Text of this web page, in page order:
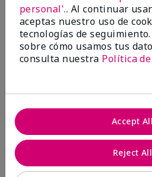
5
Awesome
EnviadoHace 10 meses
porJudy
Comprador verificado
Evaluado en
Comentarios sobre Mary
Dynamic Wrinkle Limiter™
Hope it helps
personal'.. Al continuar
aceptas nuestro uso de
tecnologías de
sobre cómo usamos tus
consulta nuestra Política
Reject All
Accept All